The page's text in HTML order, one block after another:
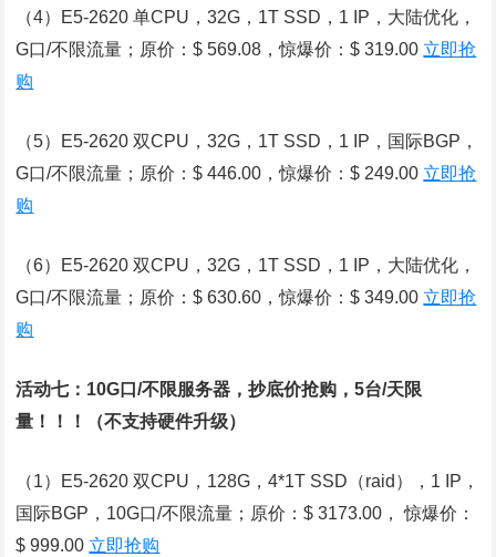
（4）E5-2620 单CPU，32G，1T SSD，1 IP，大陆优化，
G口/不限流量；原价：$ 569.08，惊爆价：$ 319.00 立即抢
购
（5）E5-2620 双CPU，32G，1T SSD，1 IP，国际BGP，
G口/不限流量；原价：$ 446.00，惊爆价：$ 249.00 立即抢
购
（6）E5-2620 双CPU，32G，1T SSD，1 IP，大陆优化，
G口/不限流量；原价：$ 630.60，惊爆价：$ 349.00 立即抢
购
活动七：10G口/不限服务器，抄底价抢购，5台/天限
量！！！（不支持硬件升级）
（1）E5-2620 双CPU，128G，4*1T SSD（raid），1 IP，
国际BGP，10G口/不限流量；原价：$ 3173.00， 惊爆价：
$ 999.00 立即抢购